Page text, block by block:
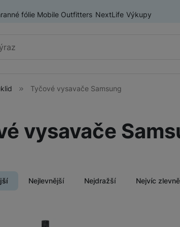
fólie Mobile Outfitters NextLife Výkupy
Kuchyňské spotřebiče
Myčky
Vestavné trouby
Tyčové vysavače Samsung
vysavače
Nejlevnější Nejdražší Nejvíc